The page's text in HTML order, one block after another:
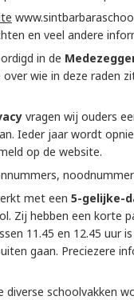
en veel andere
in de
wie in deze raden
vragen wij ouders
Ieder jaar wordt
op de website.
met een 5-gelijke-
Zij hebben een korte
11.45 en 12.45 uur
gaan. Preciezere
diverse schoolvakken